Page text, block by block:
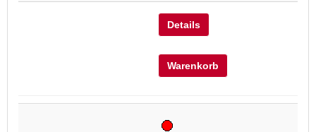
Details
Warenkorb